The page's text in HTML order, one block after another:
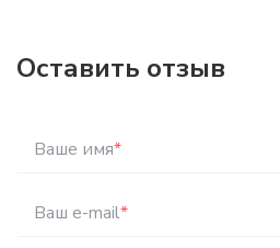
Оставить отзыв
Ваше имя*
Ваш e-mail*